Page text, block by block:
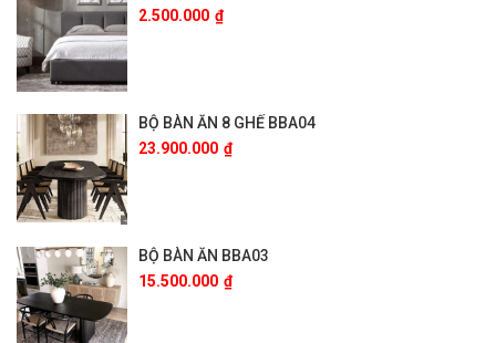
2.500.000 ₫
BỘ BÀN ĂN 8 GHẾ BBA04
23.900.000 ₫
BỘ BÀN ĂN BBA03
15.500.000 ₫